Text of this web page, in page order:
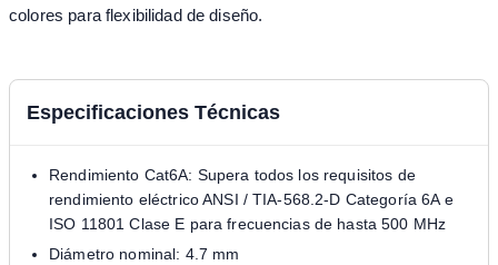
colores para flexibilidad de diseño.
Especificaciones Técnicas
Rendimiento Cat6A: Supera todos los requisitos de
rendimiento eléctrico ANSI / TIA-568.2-D Categoría 6A e
ISO 11801 Clase E para frecuencias de hasta 500 MHz
Diámetro nominal: 4.7 mm